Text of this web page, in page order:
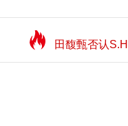
田馥甄否认
望11:08
田馥甄否认